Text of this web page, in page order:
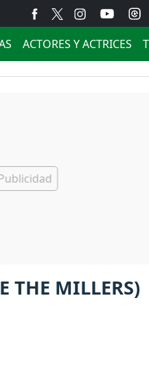
ACTORES Y ACTRICES
THE MILLERS)